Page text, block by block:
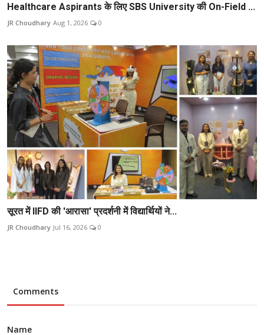
Healthcare Aspirants के लिए SBS University की On-Field ...
JR Choudhary Aug 1, 2026 0
सूरत में IIFD की 'आरासा' प्रदर्शनी में विद्यार्थियों ने...
JR Choudhary Jul 16, 2026 0
Comments
Name